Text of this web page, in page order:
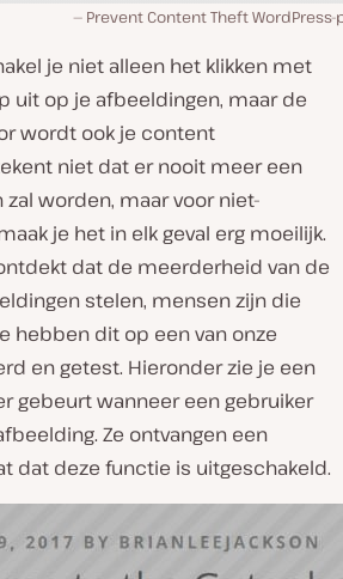
Prevent Content Theft WordPress-
je niet alleen het klikken met
uit op je afbeeldingen, maar de
wordt ook je content
niet dat er nooit meer een
worden, maar voor niet-
je het in elk geval erg moeilijk.
dat de meerderheid van de
stelen, mensen zijn die
hebben dit op een van onze
en getest. Hieronder zie je een
gebeurt wanneer een gebruiker
Ze ontvangen een
dat deze functie is uitgeschakeld.